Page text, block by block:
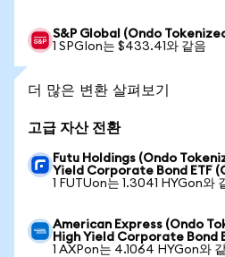
S&P Global (Ondo
1 SPGIon는 $433.41와 같음
더 많은 변환 살펴보기
고급 자산 전환
Futu Holdings (Ondo
Yield Corporate Bond ETF
1 FUTUon는 1.3041 HYGon와
American Express (Ondo
High Yield Corporate Bond
1 AXPon는 4.1064 HYGon와